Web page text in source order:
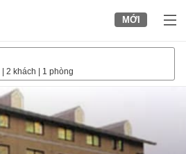
MỚI
2 khách 1 phòng